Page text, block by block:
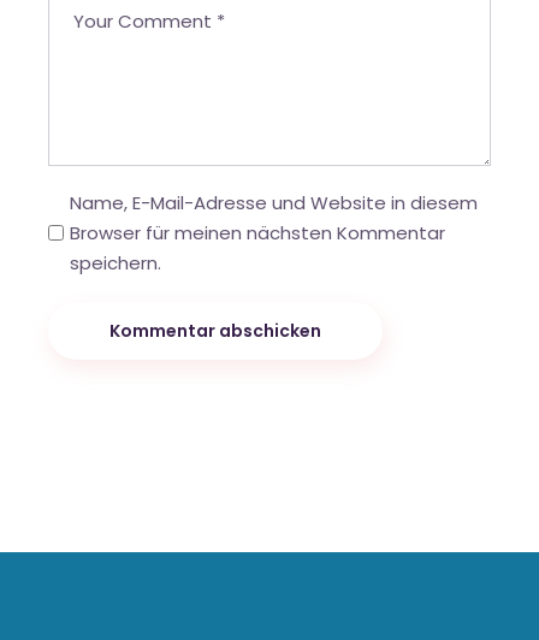
Name, E-Mail-Adresse und Website in diesem
Browser für meinen nächsten Kommentar
speichern.
Kommentar abschicken